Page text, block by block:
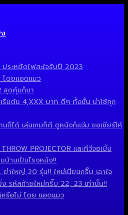
ระหยัดไฟสะใจรับปี 2023
โดยแอดแมว
สุดคุ้มก็มา
ริ่มต้น 4,XXX บาท ดีๆ ทั้งนั้น น่าใช้ทุก
ก็ได้ เล่นเกมก็ดี ดูหนังก็แจ่ม ขอเชียร์ให้
PROJECTOR และทีวีจอเบิ้ม
บ้านเป็นโรงหนัง!!
ำใหญ่ 20 รุ่น!! ใหม่เนียนกริ๊บ เอาใจ
ง รหัสท้ายใหม่กริ๊บ 22, 23 เท่านั้น!!
หรือไม่ โดย แอดแมว